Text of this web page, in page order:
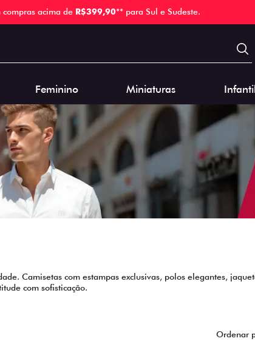
compras acima de R$399,90** para Sul e Sudeste.
Feminino Miniaturas
Camisetas com estampas exclusivas, polos elegantes,
com sofisticação.
Ordenar